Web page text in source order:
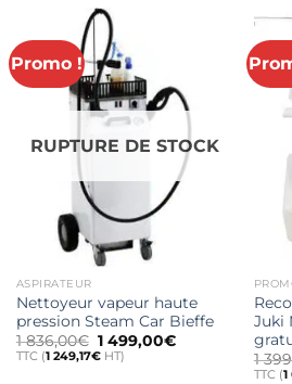
Promo !
RUPTURE DE STOCK
ASPIRATEUR
Nettoyeur vapeur haute
pression Steam Car Bieffe
1 836,00€ Le
prix
initial
1 499,00€Le
TTC (1 249,17€HT)
Juki
1
TTC (